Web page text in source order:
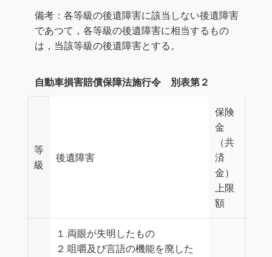
備考：各等級の後遺障害に該当しない後遺障害
であつて，各等級の後遺障害に相当するもの
は，当該等級の後遺障害とする。
自動車損害賠償保障法施行令 別表第２
等
級
後遺障害
保険
金
（共
済
金）
上限
額
１.両眼が失明したもの
２.咀嚼及び言語の機能を廃した